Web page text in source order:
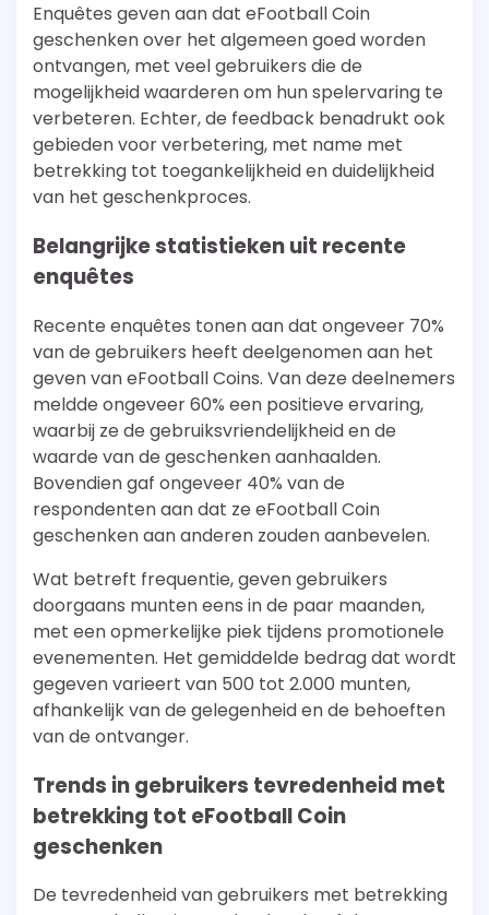
Enquêtes geven aan dat eFootball Coin
geschenken over het algemeen goed worden
ontvangen, met veel gebruikers die de
mogelijkheid waarderen om hun spelervaring te
verbeteren. Echter, de feedback benadrukt ook
gebieden voor verbetering, met name met
betrekking tot toegankelijkheid en duidelijkheid
van het geschenkproces.
Belangrijke statistieken uit recente
enquêtes
Recente enquêtes tonen aan dat ongeveer 70%
van de gebruikers heeft deelgenomen aan het
geven van eFootball Coins. Van deze deelnemers
meldde ongeveer 60% een positieve ervaring,
waarbij ze de gebruiksvriendelijkheid en de
waarde van de geschenken aanhaalden.
Bovendien gaf ongeveer 40% van de
respondenten aan dat ze eFootball Coin
geschenken aan anderen zouden aanbevelen.
Wat betreft frequentie, geven gebruikers
doorgaans munten eens in de paar maanden,
met een opmerkelijke piek tijdens promotionele
evenementen. Het gemiddelde bedrag dat wordt
gegeven varieert van 500 tot 2.000 munten,
afhankelijk van de gelegenheid en de behoeften
van de ontvanger.
Trends in gebruikers tevredenheid met
betrekking tot eFootball Coin
geschenken
De tevredenheid van gebruikers met betrekking